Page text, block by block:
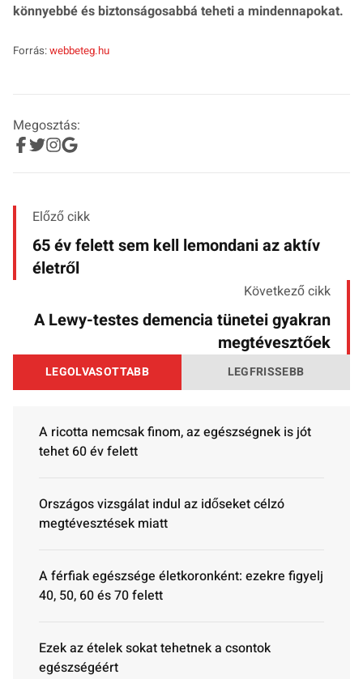
könnyebbé és biztonságosabbá teheti a mindennapokat.
Forrás:webbeteg.hu
Megosztás:
Előző cikk
65 év felett sem kell lemondani az aktív
életről
Következő cikk
A Lewy-testes demencia tünetei gyakran
megtévesztőek
LEGOLVASOTTABB LEGFRISSEBB
A ricotta nemcsak finom, az egészségnek is jót
tehet 60 év felett
Országos vizsgálat indul az időseket célzó
megtévesztések miatt
A férfiak egészsége életkoronként: ezekre figyelj
40, 50, 60 és 70 felett
Ezek az ételek sokat tehetnek a csontok
egészségéért